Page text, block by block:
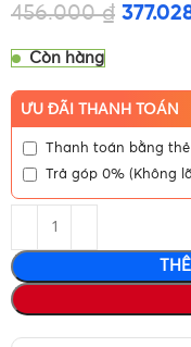
456.000₫
Còn hàng
ƯU ĐÃI THANH TOÁN
Thanh toán bằng thẻ
Trả góp 0% (Không